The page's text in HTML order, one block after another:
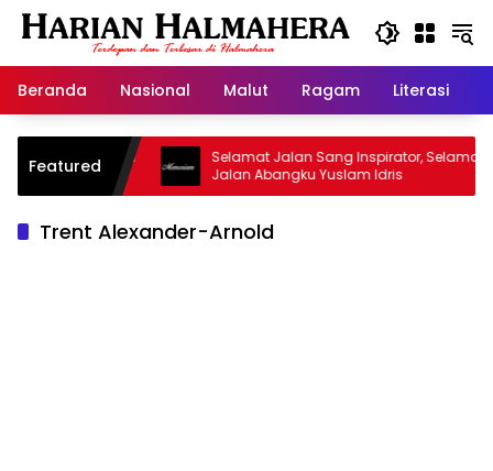
Langsung
Beranda
Nasional Malut Ragam Literasi
Featured
Warisan
Selamat Jalan Sang Inspirator, Selamat
Jalan Abangku Yuslam Idris
Trent Alexander-Arnold